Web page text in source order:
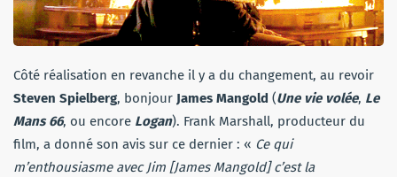
Côté réalisation en revanche il y a du changement, au revoir
Steven Spielberg, bonjour James Mangold (Une vie volée, Le
Mans 66, ou encore Logan). Frank Marshall, producteur du
film, a donné son avis sur ce dernier : « Ce qui
m’enthousiasme avec Jim [James Mangold] c’est la